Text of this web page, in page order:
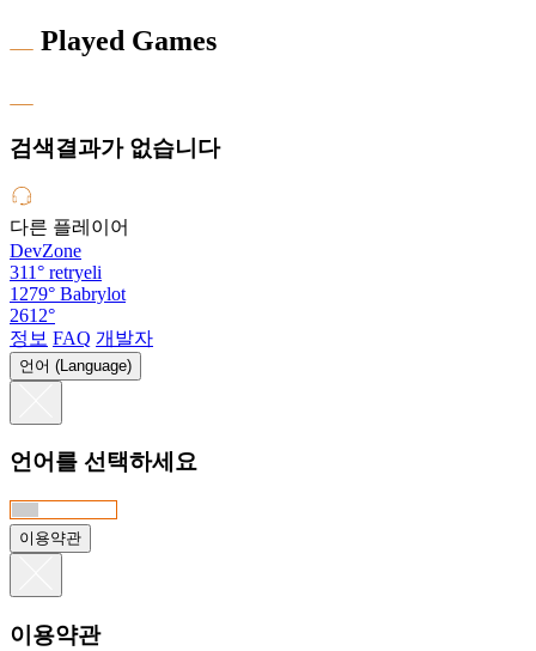
Played Games
검색결과가 없습니다
다른 플레이어
DevZone
311° retryeli
1279° Babrylot
2612°
정보 FAQ 개발자
언어 (Language)
언어를 선택하세요
이용약관
이용약관